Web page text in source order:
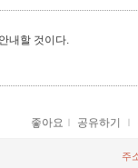
내할 것이다.
좋아요 ｌ 공유하기 ｌ
주